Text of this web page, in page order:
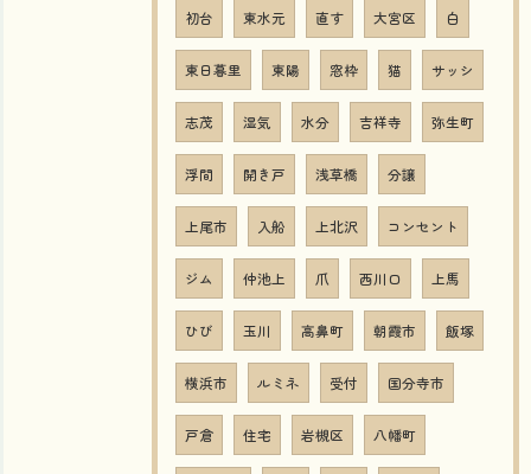
初台 東水元 直す 大宮区 白
東日暮里 東陽 窓枠 猫 サッシ
志茂 湿気 水分 吉祥寺 弥生町
浮間 開き戸 浅草橋 分譲
上尾市 入船 上北沢 コンセント
ジム 仲池上 爪 西川口 上馬
ひび 玉川 高鼻町 朝霞市 飯塚
横浜市 ルミネ 受付 国分寺市
戸倉 住宅 岩槻区 八幡町